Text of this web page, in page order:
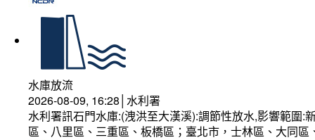
水庫放流
2026-08-09, 16:28│水利署
水利署訊石門水庫:(洩洪至大漢溪):調節性放水,影響範圍
區、八里區、三重區、板橋區；臺北市，士林區、大同